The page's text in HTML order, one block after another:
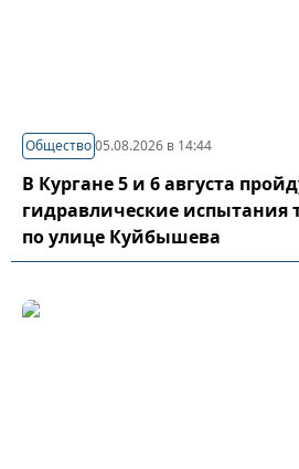
Общество05.08.2026 в 14:44
В Кургане 5 и 6 августа
гидравлические испытания
по улице Куйбышева